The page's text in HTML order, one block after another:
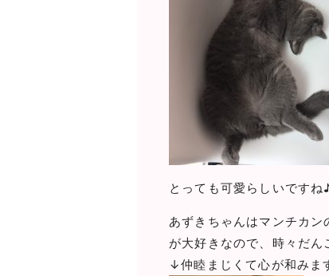
とっても可愛らしいですね
あずきちゃんはマンチカ
が大好きなので、時々だん
↓仲睦まじくて心が和みま